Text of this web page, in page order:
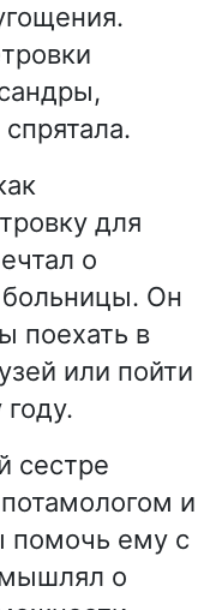
для
о
Он
поехать в
или пойти
сестре
и
помочь ему с
о